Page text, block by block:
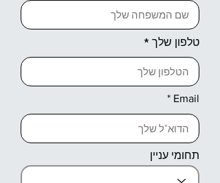
טלפון שלך
Email
תחומי עניין